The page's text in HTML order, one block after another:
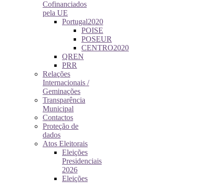
Cofinanciados
pela UE
Portugal2020
POISE
POSEUR
CENTRO2020
QREN
PRR
Relações
Internacionais /
Geminações
Transparência
Municipal
Contactos
Proteção de
dados
Atos Eleitorais
Eleições
Presidenciais
2026
Eleições